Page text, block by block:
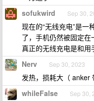
sofukwird Sep 30,
现在的“无线充电”是一
了，手机仍然被固定在
真正的无线充电是和
Nerv Sep 30, 2023
发热，损耗大（ anker
whileFalse Sep 30,